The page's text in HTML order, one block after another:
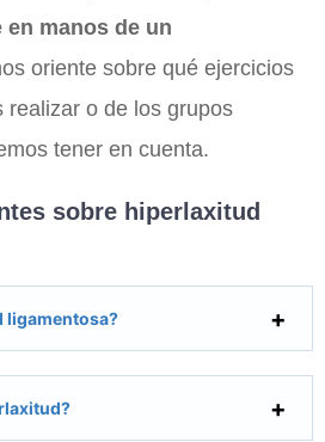
manos de un
oriente sobre qué ejercicios
realizar o de los grupos
tener en cuenta.
sobre hiperlaxitud
ligamentosa?